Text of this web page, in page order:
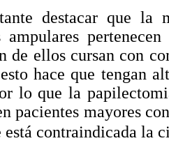
destacar que la
ampulares
de ellos cursan con
hace que tengan
lo que la
pacientes mayores
está contraindicada la